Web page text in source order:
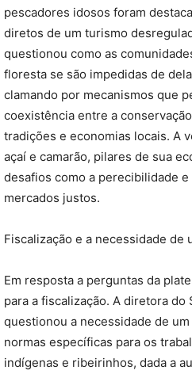
pescadores idosos foram
diretos de um turismo
questionou como as
floresta se são impedidas de
clamando por mecanismos que
coexistência entre a
tradições e economias locais. A
açaí e camarão, pilares de sua
desafios como a perecibilidade e
mercados justos.
Fiscalização e a necessidade de
Em resposta a perguntas da
para a fiscalização. A diretora do
questionou a necessidade de
normas específicas para os
indígenas e ribeirinhos, dada a